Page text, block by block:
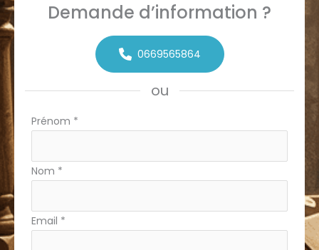
Demande d’information ?
0669565864
ou
Formulaire
Prénom *
Nom *
Email *